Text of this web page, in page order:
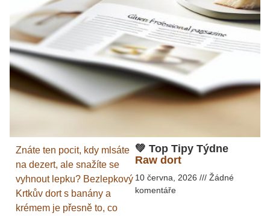
Znáte ten pocit, kdy mlsáte
na dezert, ale snažíte se
vyhnout lepku? Bezlepkový
Krtkův dort s banány a
krémem je přesně to, co
💚 Top Tipy Týdne
Raw dort
10 června, 2026
Žádné
komentáře